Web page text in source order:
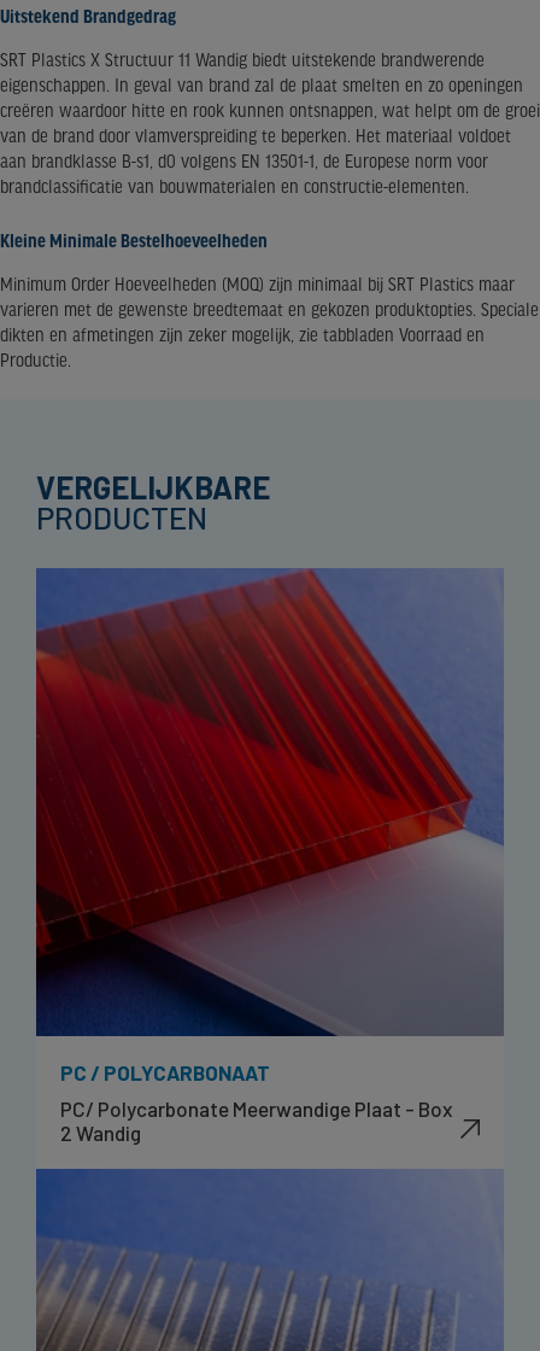
Uitstekend Brandgedrag
SRT Plastics X Structuur 11 Wandig biedt uitstekende brandwerende
eigenschappen. In geval van brand zal de plaat smelten en zo openingen
creëren waardoor hitte en rook kunnen ontsnappen, wat helpt om de groei
van de brand door vlamverspreiding te beperken. Het materiaal voldoet
aan brandklasse B-s1, d0 volgens EN 13501-1, de Europese norm voor
brandclassificatie van bouwmaterialen en constructie-elementen.
Kleine Minimale Bestelhoeveelheden
Minimum Order Hoeveelheden (MOQ) zijn minimaal bij SRT Plastics maar
varieren met de gewenste breedtemaat en gekozen produktopties. Speciale
dikten en afmetingen zijn zeker mogelijk, zie tabbladen Voorraad en
Productie.
VERGELIJKBARE
PRODUCTEN
PC / POLYCARBONAAT
PC/ Polycarbonate Meerwandige Plaat - Box
2 Wandig